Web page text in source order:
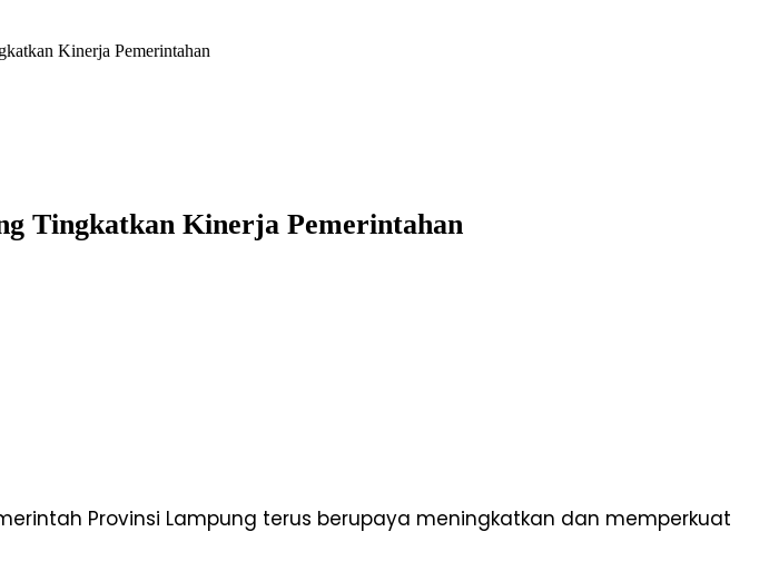
Kinerja Pemerintahan
Tingkatkan Kinerja Pemerintahan
Provinsi Lampung terus berupaya meningkatkan dan memperkuat